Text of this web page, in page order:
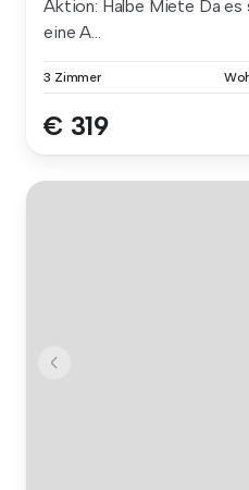
Aktion: Halbe Miete Da es
eine A...
3 Zimmer
€ 319